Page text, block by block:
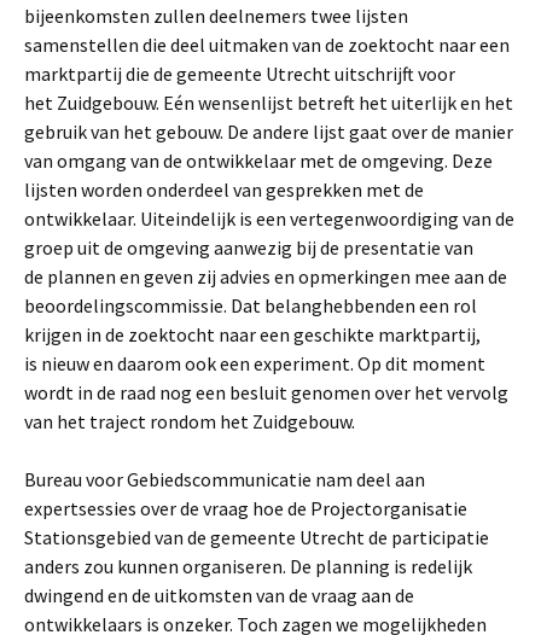
bijeenkomsten zullen deelnemers twee lijsten
samenstellen die deel uitmaken van de zoektocht naar een
marktpartij die de gemeente Utrecht uitschrijft voor
het Zuidgebouw. Eén wensenlijst betreft het uiterlijk en het
gebruik van het gebouw. De andere lijst gaat over de manier
van omgang van de ontwikkelaar met de omgeving. Deze
lijsten worden onderdeel van gesprekken met de
ontwikkelaar. Uiteindelijk is een vertegenwoordiging van de
groep uit de omgeving aanwezig bij de presentatie van
de plannen en geven zij advies en opmerkingen mee aan de
beoordelingscommissie. Dat belanghebbenden een rol
krijgen in de zoektocht naar een geschikte marktpartij,
is nieuw en daarom ook een experiment. Op dit moment
wordt in de raad nog een besluit genomen over het vervolg
van het traject rondom het Zuidgebouw.
Bureau voor Gebiedscommunicatie nam deel aan
expertsessies over de vraag hoe de Projectorganisatie
Stationsgebied van de gemeente Utrecht de participatie
anders zou kunnen organiseren. De planning is redelijk
dwingend en de uitkomsten van de vraag aan de
ontwikkelaars is onzeker. Toch zagen we mogelijkheden